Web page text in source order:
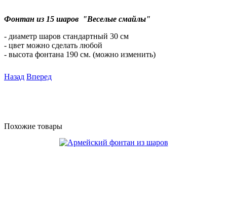
Фонтан из 15 шаров "Веселые смайлы"
- диаметр шаров стандартный 30 см
- цвет можно сделать любой
- высота фонтана 190 см. (можно изменить)
Назад Вперед
Похожие товары